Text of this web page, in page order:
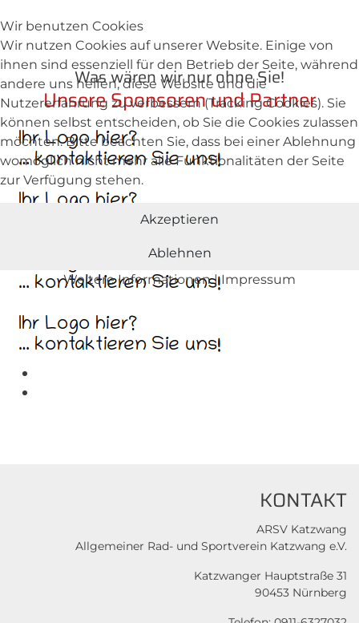
Was wären wir nur ohne Sie!
Unsere Sponsoren und Partner
KONTAKT
ARSV Katzwang
Allgemeiner Rad- und Sportverein Katzwang e.V.
Katzwanger Hauptstraße 31
90453 Nürnberg
Wir benutzen Cookies
Wir nutzen Cookies auf unserer Website. Einige von
ihnen sind essenziell für den Betrieb der Seite, während
andere uns helfen, diese Website und die
Nutzererfahrung zu verbessern (Tracking Cookies). Sie
können selbst entscheiden, ob Sie die Cookies zulassen
möchten. Bitte beachten Sie, dass bei einer Ablehnung
womöglich nicht mehr alle Funktionalitäten der Seite
zur Verfügung stehen.
Akzeptieren
Ablehnen
Weitere Informationen|Impressum